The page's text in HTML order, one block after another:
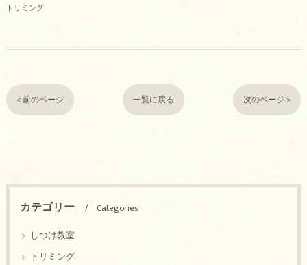
トリミング
< 前のページ 一覧に戻る 次のページ >
カテゴリー
Categories
しつけ教室
トリミング